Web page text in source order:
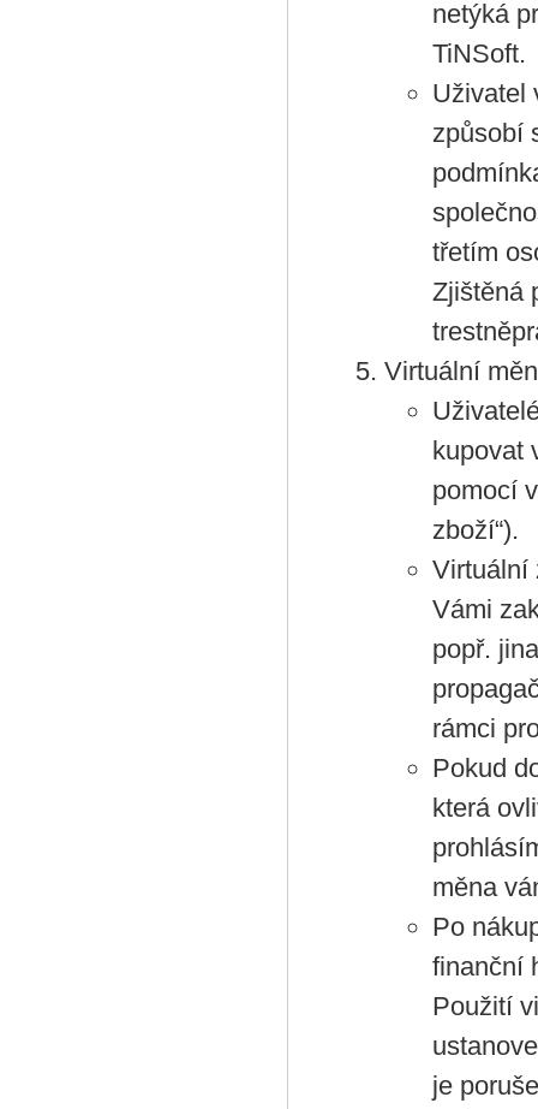
netýká
TiNSoft.
Uživatel
způsobí
třetím
Zjištěná
Virtuální
kupovat
pomocí
zboží“).
Virtuální
Vámi
popř.
rámci
Pokud
která
měna
Po
finanční
Použití
je